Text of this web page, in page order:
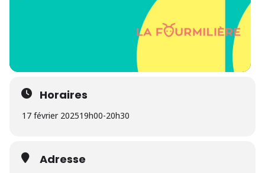
Horaires
17 février 202519h00-20h30
Adresse